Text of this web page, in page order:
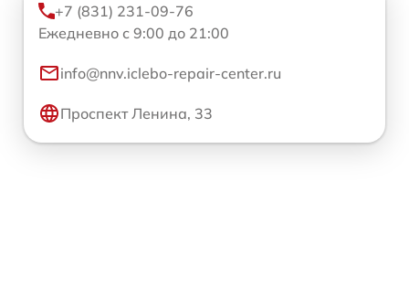
+7 (831) 231-09-76
Ежедневно с 9:00 до 21:00
info@nnv.iclebo-repair-center.ru
Проспект Ленина, 33